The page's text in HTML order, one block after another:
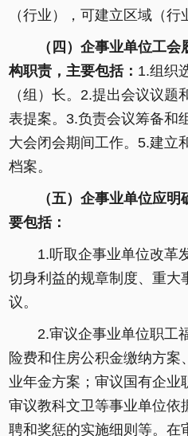
（行业），可建立区域（行
（四）企事业单位工
构职责，主要包括： 1.组织
（组）长。2.提出会议议
表提案。3.负责会议筹备和
大会闭会期间工作。5.建立
档案。
（五）企事业单位应
要包括：
1.听取企事业单位改革
切身利益的规章制度、重大
议。
2.审议企事业单位职工
险费和住房公积金缴纳方案
业年金方案；审议国有企业
审议教科文卫等事业单位依
聘和奖惩的实施细则等。在